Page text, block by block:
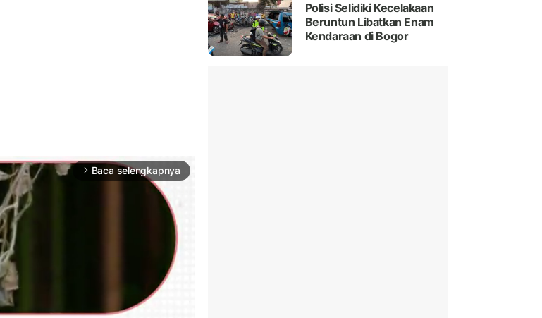
arrow_forward_ios Baca selengkapnya
Polisi Selidiki Kecelakaan
Beruntun Libatkan Enam
Kendaraan di Bogor